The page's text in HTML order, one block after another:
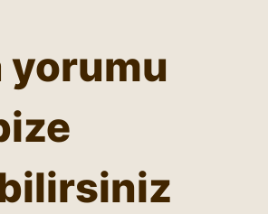
yorumu